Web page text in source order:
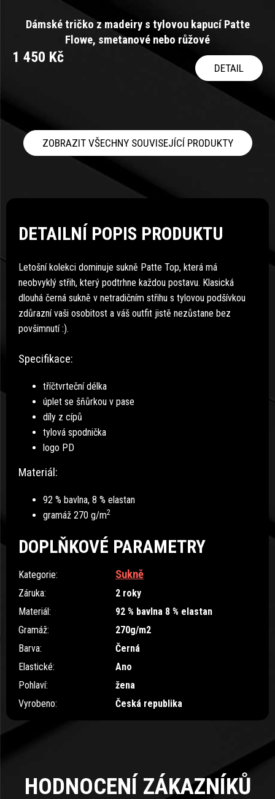
HODNOCENÍ ZÁKAZNÍKŮ
Dámské tričko z madeiry s tylovou kapucí Patte
Flowe, smetanové nebo růžové
1 450 Kč
DETAIL
ZOBRAZIT VŠECHNY SOUVISEJÍCÍ PRODUKTY
DETAILNÍ POPIS PRODUKTU
Letošní kolekci dominuje sukně Patte Top, která má
neobvyklý střih, který podtrhne každou postavu. Klasická
dlouhá černá sukně v netradičním střihu s tylovou podšívkou
zdůrazní vaši osobitost a váš outfit jistě nezůstane bez
povšimnutí :).
Specifikace:
tříčtvrteční délka
úplet se šňůrkou v pase
díly z cípů
tylová spodnička
logo PD
Materiál:
92 % bavlna, 8 % elastan
gramáž 270 g/m2
DOPLŇKOVÉ PARAMETRY
Kategorie: Sukně
Záruka:
2 roky
Materiál:
92 % bavlna 8 % elastan
Gramáž:
270g/m2
Barva:
Černá
Elastické:
Ano
Pohlaví:
žena
Vyrobeno: Česká republika